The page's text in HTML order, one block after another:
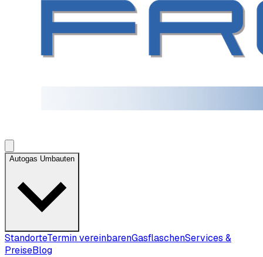
Autogas Umbauten
StandorteTermin vereinbarenGasflaschenServices &
PreiseBlog